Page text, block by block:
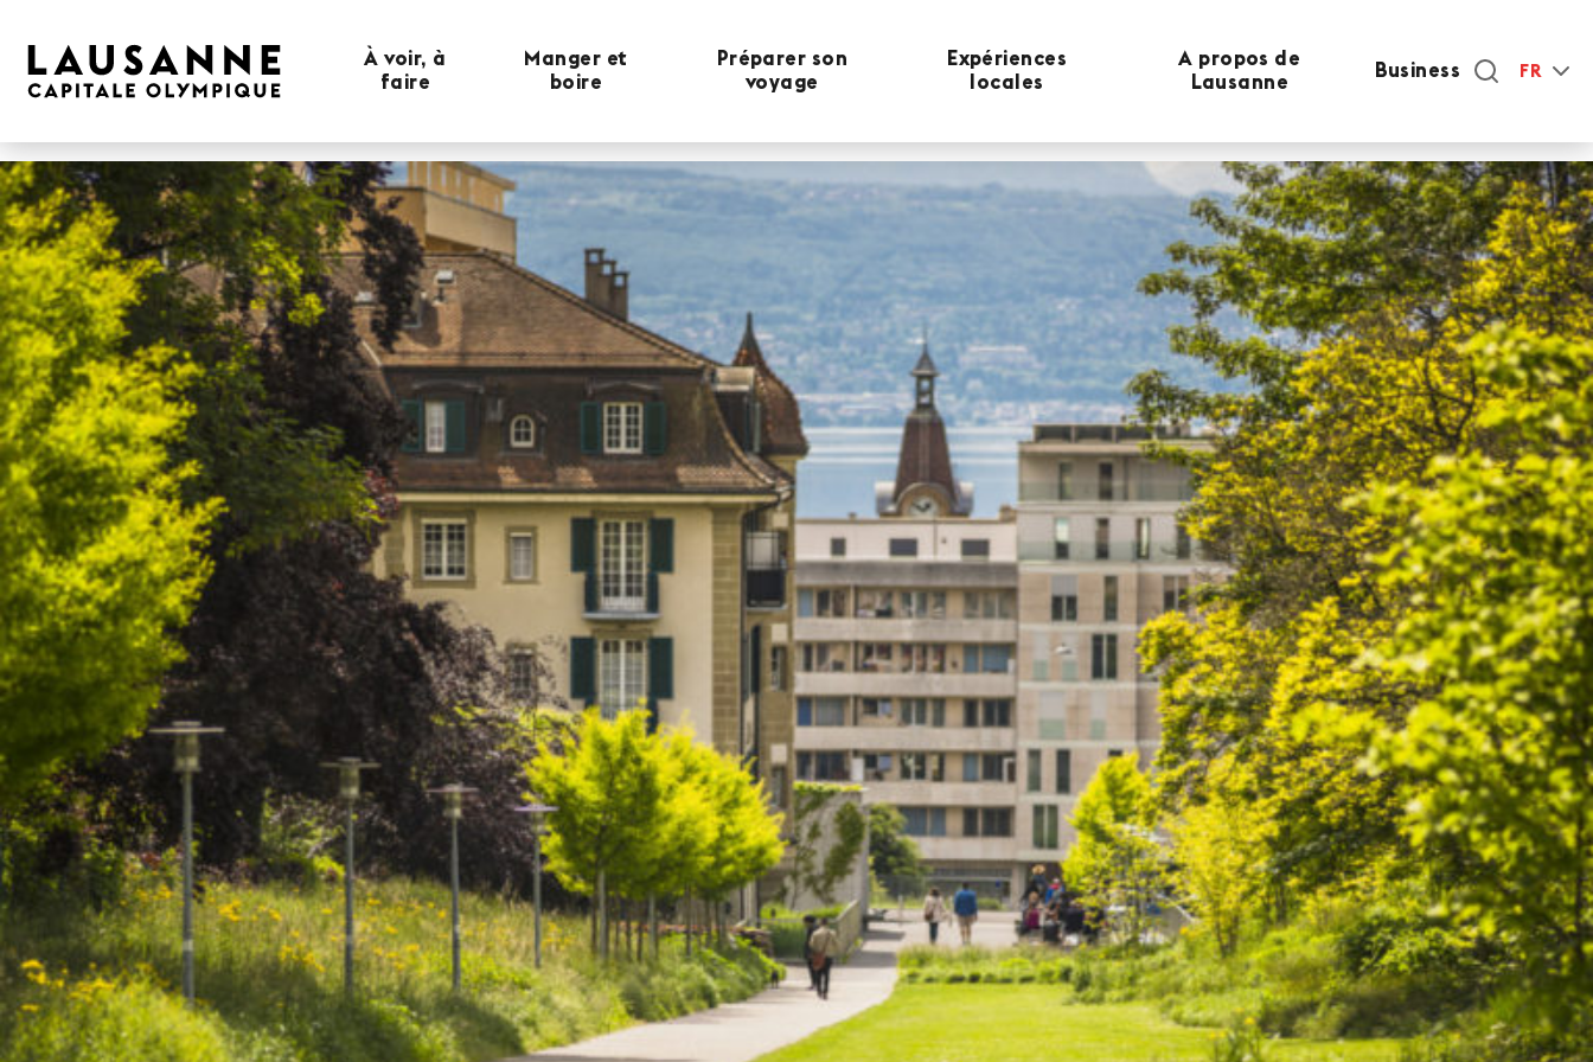
À voir, à
faire
Manger et
boire
Préparer son
voyage
Expériences
locales
A propos de
Lausanne
Business FR